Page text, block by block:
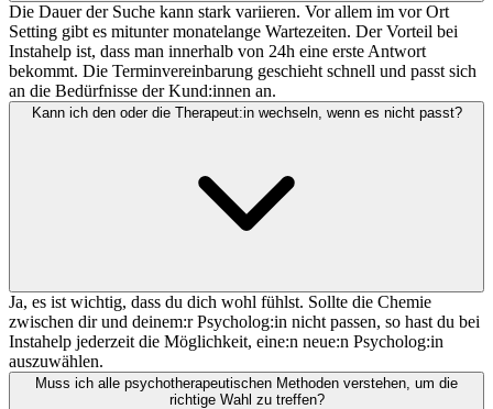
Die Dauer der Suche kann stark variieren. Vor allem im vor Ort
Setting gibt es mitunter monatelange Wartezeiten. Der Vorteil bei
Instahelp ist, dass man innerhalb von 24h eine erste Antwort
bekommt. Die Terminvereinbarung geschieht schnell und passt sich
an die Bedürfnisse der Kund:innen an.
Kann ich den oder die Therapeut:in wechseln, wenn es nicht passt?
Ja, es ist wichtig, dass du dich wohl fühlst. Sollte die Chemie
zwischen dir und deinem:r Psycholog:in nicht passen, so hast du bei
Instahelp jederzeit die Möglichkeit, eine:n neue:n Psycholog:in
auszuwählen.
Muss ich alle psychotherapeutischen Methoden verstehen, um die
richtige Wahl zu treffen?